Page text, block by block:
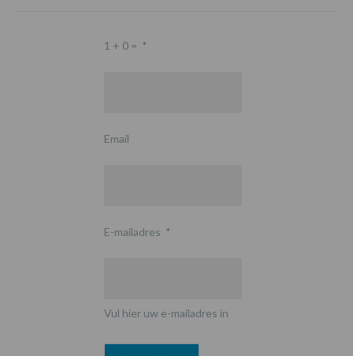
1 + 0 = *
Email
E-mailadres *
Vul hier uw e-mailadres in